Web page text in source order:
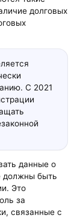
долговых
С 2021
данные о
должны быть
Это
за
связанные с